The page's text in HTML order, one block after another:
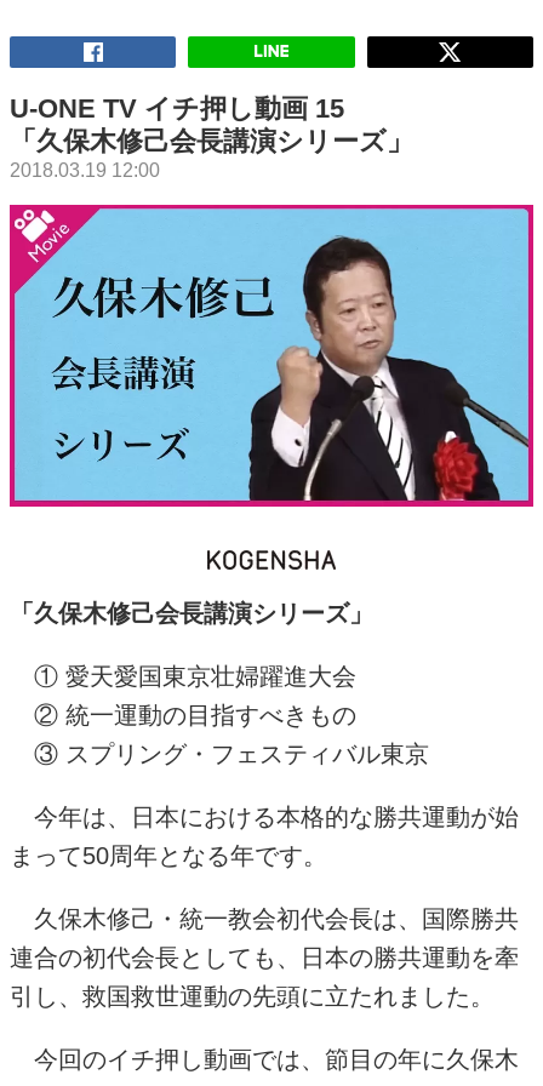
U-ONE TV イチ押し動画 15
「久保木修己会長講演シリーズ」
2018.03.19 12:00
「久保木修己会長講演シリーズ」
① 愛天愛国東京壮婦躍進大会
② 統一運動の目指すべきもの
③ スプリング・フェスティバル東京
今年は、日本における本格的な勝共運動が始
まって50周年となる年です。
久保木修己・統一教会初代会長は、国際勝共
連合の初代会長としても、日本の勝共運動を牽
引し、救国救世運動の先頭に立たれました。
今回のイチ押し動画では、節目の年に久保木